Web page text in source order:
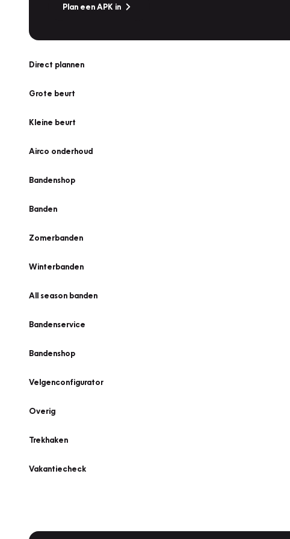
Plan een APK in
Direct plannen
Grote beurt
Kleine beurt
Airco onderhoud
Bandenshop
Banden
Zomerbanden
Winterbanden
All season banden
Bandenservice
Bandenshop
Velgenconfigurator
Overig
Trekhaken
Vakantiecheck